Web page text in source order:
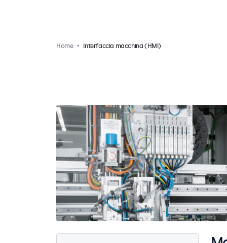
Home Interfaccia macchina (HMI)